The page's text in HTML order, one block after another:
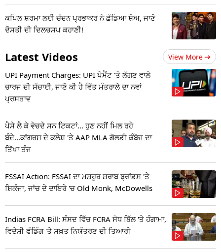
ਕਪਿਲ ਸ਼ਰਮਾ ਲਈ ਚੰਦਨ ਪ੍ਰਭਾਕਰ ਨੇ ਛੱਡਿਆ ਸ਼ੋਅ, ਜਾਣੋ
ਦੋਸਤੀ ਦੀ ਦਿਲਚਸਪ ਕਹਾਣੀ!
Latest Videos View More
UPI Payment Charges: UPI ਪੇਮੈਂਟ 'ਤੇ ਲੱਗਣ ਵਾਲੇ
ਚਾਰਜ ਦੀ ਸੱਚਾਈ, ਜਾਣੋ ਕੀ ਹੈ ਵਿੱਤ ਮੰਤਰਾਲੇ ਦਾ ਨਵਾਂ
ਪ੍ਰਸਤਾਵ
ਪੈਸੇ ਲੈ ਕੇ ਵੇਚਦੇ ਸਨ ਟਿਕਟਾਂ... ਹੁਣ ਨਹੀਂ ਮਿਲ ਰਹੇ
ਬੰਦੇ...ਕਾਂਗਰਸ ਦੇ ਕਲੇਸ਼ 'ਤੇ AAP MLA ਗੋਲਡੀ ਕੰਬੋਜ ਦਾ
ਤਿੱਖਾ ਤੰਜ
FSSAI Action: FSSAI ਦਾ ਮਸ਼ਹੂਰ ਸ਼ਰਾਬ ਬ੍ਰਾਂਡਸ 'ਤੇ
ਸ਼ਿਕੰਜਾ, ਜਾਂਚ ਦੇ ਦਾਇਰੇ 'ਚ Old Monk, McDowells
Indias FCRA Bill: ਸੰਸਦ ਵਿੱਚ FCRA ਸੋਧ ਬਿੱਲ 'ਤੇ ਹੰਗਾਮਾ,
ਵਿਦੇਸ਼ੀ ਫੰਡਿੰਗ 'ਤੇ ਸਖ਼ਤ ਨਿਯੰਤਰਣ ਦੀ ਤਿਆਰੀ